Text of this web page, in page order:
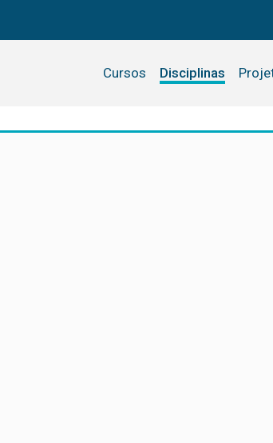
Cursos Disciplinas